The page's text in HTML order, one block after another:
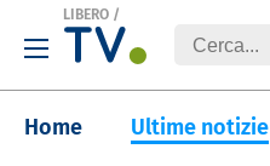
LIBERO /
Home Ultime notizie